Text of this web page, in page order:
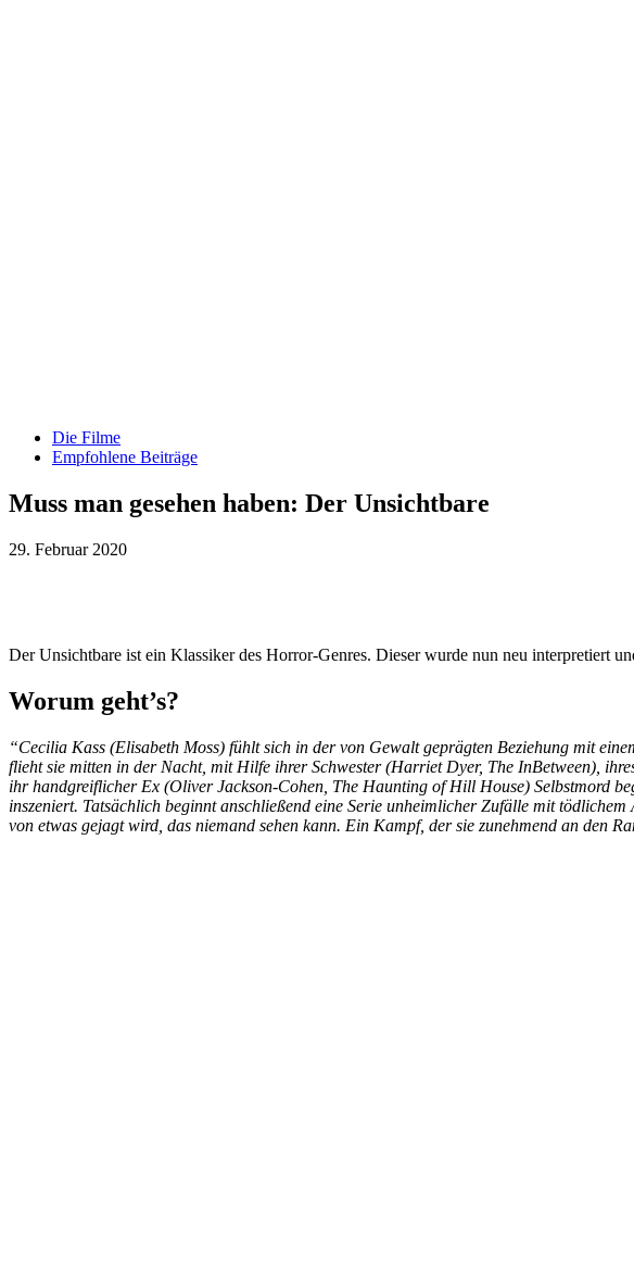
Die Filme
Empfohlene Beiträge
Muss man gesehen haben: Der Unsichtbare
29. Februar 2020
Der Unsichtbare ist ein Klassiker des Horror-Genres. Dieser wurde nun neu interpretiert
Worum geht’s?
“Cecilia Kass (Elisabeth Moss) fühlt sich in der von Gewalt geprägten Beziehung mit
flieht sie mitten in der Nacht, mit Hilfe ihrer Schwester (Harriet Dyer, The InBetween),
ihr handgreiflicher Ex (Oliver Jackson-Cohen, The Haunting of Hill House) Selbstmord
inszeniert. Tatsächlich beginnt anschließend eine Serie unheimlicher Zufälle mit
von etwas gejagt wird, das niemand sehen kann. Ein Kampf, der sie zunehmend an den